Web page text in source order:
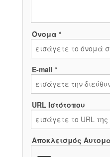
Όνομα *
E-mail *
URL Ιστότοπου
Αποκλεισμός